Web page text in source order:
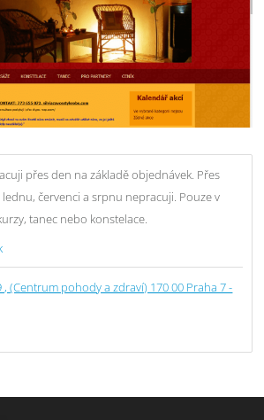
přes den na základě objednávek. Přes
červenci a srpnu nepracuji. Pouze v
tanec nebo konstelace.
(Centrum pohody a zdraví) 170 00 Praha 7 -